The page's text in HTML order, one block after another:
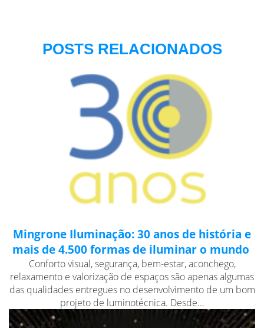
POSTS RELACIONADOS
Mingrone Iluminação: 30 anos de história e
mais de 4.500 formas de iluminar o mundo
Conforto visual, segurança, bem-estar, aconchego,
relaxamento e valorização de espaços são apenas algumas
das qualidades entregues no desenvolvimento de um bom
projeto de luminotécnica. Desde...